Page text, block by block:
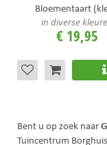
Bloementaart
in diverse
€ 19,95
Bent u op zoek naar
Tuincentrum